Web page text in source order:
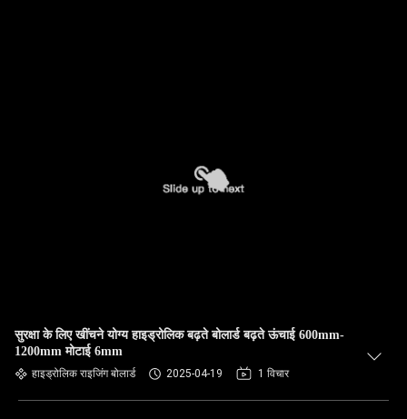
सुरक्षा के लिए खींचने योग्य हाइड्रोलिक बढ़ते बोलार्ड बढ़ते ऊंचाई 600mm-
1200mm मोटाई 6mm
हाइड्रोलिक राइजिंग बोलार्ड 2025-04-19 1 विचार